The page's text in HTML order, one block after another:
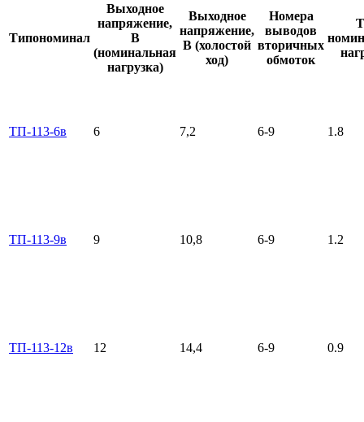
Типономинал
Выходное
напряжение,
В
(номинальная
нагрузка)
Выходное
напряжение,
В (холостой
ход)
Номера
выводов
вторичных
обмоток
ТП-113-6в 6 7,2 6-9 1.8
ТП-113-9в 9 10,8 6-9 1.2
ТП-113-12в 12 14,4 6-9 0.9